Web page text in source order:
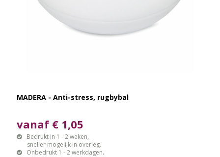
MADERA - Anti-stress, rugbybal
vanaf € 1,05
Bedrukt in 1 - 2 weken,
sneller mogelijk in overleg.
Onbedrukt 1 - 2 werkdagen.